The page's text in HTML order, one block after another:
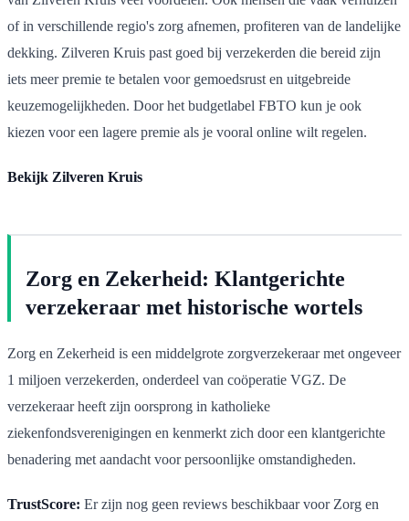
of in verschillende regio's zorg afnemen, profiteren van de landelijke
dekking. Zilveren Kruis past goed bij verzekerden die bereid zijn
iets meer premie te betalen voor gemoedsrust en uitgebreide
keuzemogelijkheden. Door het budgetlabel FBTO kun je ook
kiezen voor een lagere premie als je vooral online wilt regelen.
Bekijk Zilveren Kruis
Zorg en Zekerheid: Klantgerichte
verzekeraar met historische wortels
Zorg en Zekerheid is een middelgrote zorgverzekeraar met ongeveer
1 miljoen verzekerden, onderdeel van coöperatie VGZ. De
verzekeraar heeft zijn oorsprong in katholieke
ziekenfondsverenigingen en kenmerkt zich door een klantgerichte
benadering met aandacht voor persoonlijke omstandigheden.
TrustScore: Er zijn nog geen reviews beschikbaar voor Zorg en